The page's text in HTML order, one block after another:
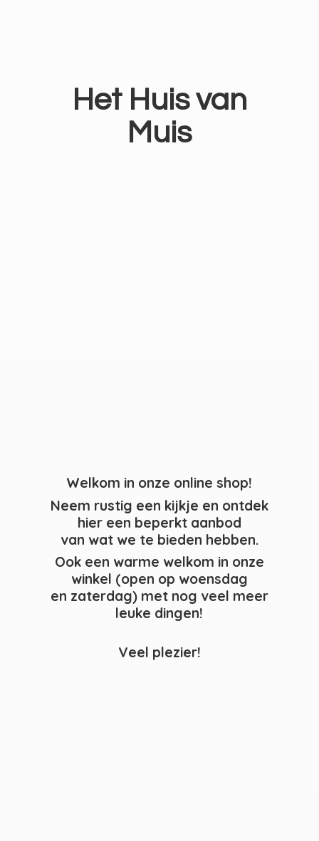
Het Huisvan
Muis
Welkom in onze online shop!
Neem rustig een kijkje en ontdek
hier een beperkt aanbod
van wat we te bieden hebben.
Ook een warme welkom in onze
winkel (open op woensdag
en zaterdag) met nog veel meer
leuke dingen!
Veel plezier!